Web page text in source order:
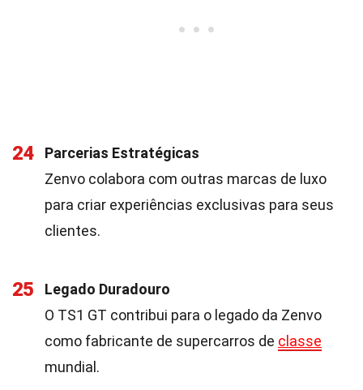
24
Parcerias Estratégicas
Zenvo colabora com outras marcas de luxo
para criar experiências exclusivas para seus
clientes.
25
Legado Duradouro
O TS1 GT contribui para o legado da Zenvo
como fabricante de supercarros de classe
mundial.